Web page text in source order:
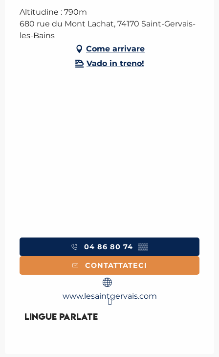
Altitudine : 790m
680 rue du Mont Lachat, 74170 Saint-Gervais-
les-Bains
Come arrivare
Vado in treno!
04 86 80 74 ▒▒
CONTATTATECI
www.lesaintgervais.com
Lingue parlate
Lingue parlate